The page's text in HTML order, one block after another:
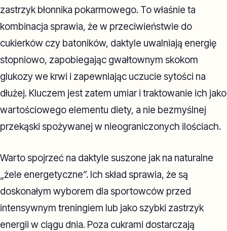
zastrzyk błonnika pokarmowego. To właśnie ta
kombinacja sprawia, że w przeciwieństwie do
cukierków czy batoników, daktyle uwalniają energię
stopniowo, zapobiegając gwałtownym skokom
glukozy we krwi i zapewniając uczucie sytości na
dłużej. Kluczem jest zatem umiar i traktowanie ich jako
wartościowego elementu diety, a nie bezmyślnej
przekąski spożywanej w nieograniczonych ilościach.
Warto spojrzeć na daktyle suszone jak na naturalne
„żele energetyczne”. Ich skład sprawia, że są
doskonałym wyborem dla sportowców przed
intensywnym treningiem lub jako szybki zastrzyk
energii w ciągu dnia. Poza cukrami dostarczają